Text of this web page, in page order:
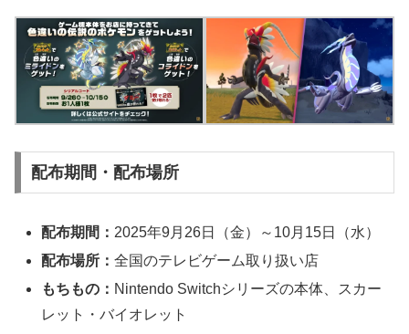
配布期間・配布場所
配布期間： 2025年9月26日（金）～10月15日（水）
配布場所：全国のテレビゲーム取り扱い店
もちもの： Nintendo Switchシリーズの本体、スカー
レット・バイオレット